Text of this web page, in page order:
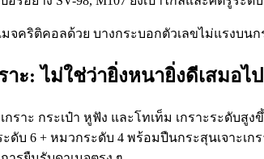
มจคริติคอลด้วย บางกระบอกตัวเลขไม่แรงบ
าะ: ไม่ใช่ว่ายิ่งหนายิ่งดีเสมอไป
ราะ กระเป๋า หูฟัง และโทเท็ม เกราะระดับ
ดับ 6 + หมวกระดับ 4 พร้อมปืนกระสุนเจาะเ